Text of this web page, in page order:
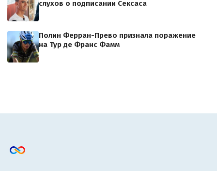
слухов о подписании Сексаса
Полин Ферран-Прево признала поражение
на Тур де Франс Фамм